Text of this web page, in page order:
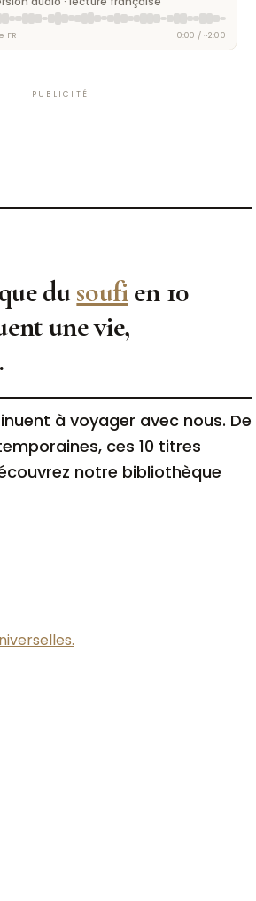
FR 0:00 / ~2:00
PUBLICITÉ
dusoufien 10
une vie,
à voyager avec nous. De
ces 10 titres
notre bibliothèque